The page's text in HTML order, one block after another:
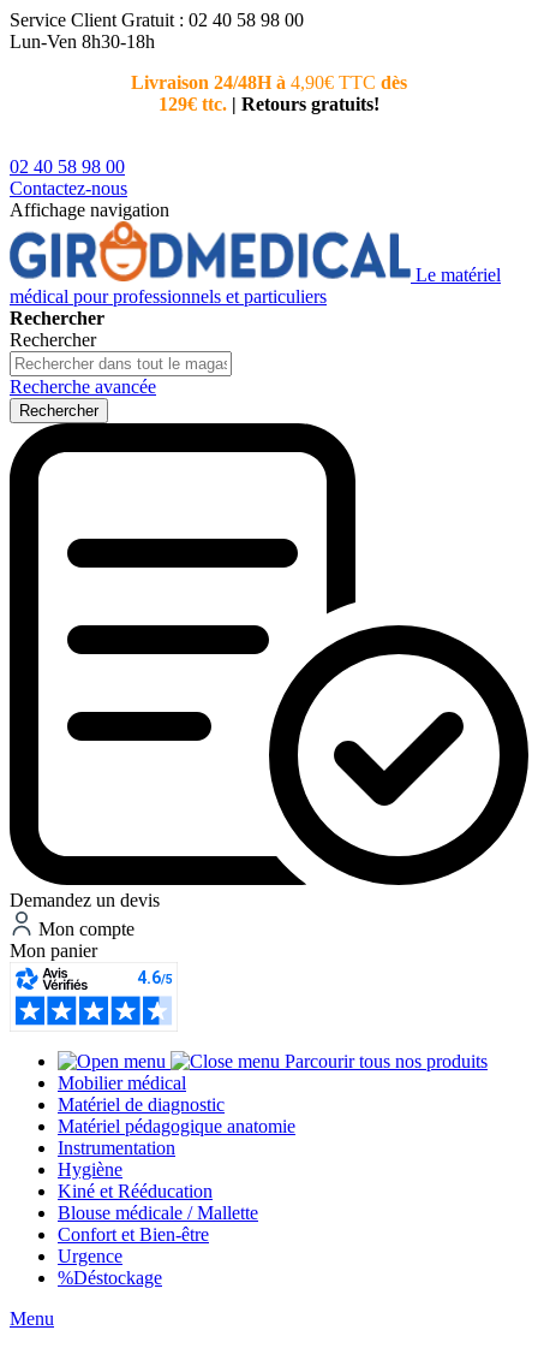
Service Client Gratuit : 02 40 58 98 00
Lun-Ven 8h30-18h
Livraison 24/48H à 4,90€ TTC dès
129€ ttc. | Retours gratuits!
02 40 58 98 00
Contactez-nous
Affichage navigation
Le matériel
médical pour professionnels et particuliers
Rechercher
Rechercher
Recherche avancée
Rechercher
Demandez un devis
Mon compte
Mon panier
Parcourir tous nos produits
Mobilier médical
Matériel de diagnostic
Matériel pédagogique anatomie
Instrumentation
Hygiène
Kiné et Rééducation
Blouse médicale / Mallette
Confort et Bien-être
Urgence
%Déstockage
Menu